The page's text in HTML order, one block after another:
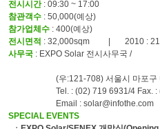
전시시간: 09:30 ~ 17:00
참관객수 : 50,000(예상)
참가업체수 : 400(예상)
전시면적 : 32,000sqm | 2010 :
사무국 : EXPO Solar 전시사무국 /
(우:121-708) 서울시 마포구 마
Tel. : (02) 719 6931/4 Fax. :
Email : solar@infothe.com
SPECIAL EVENTS